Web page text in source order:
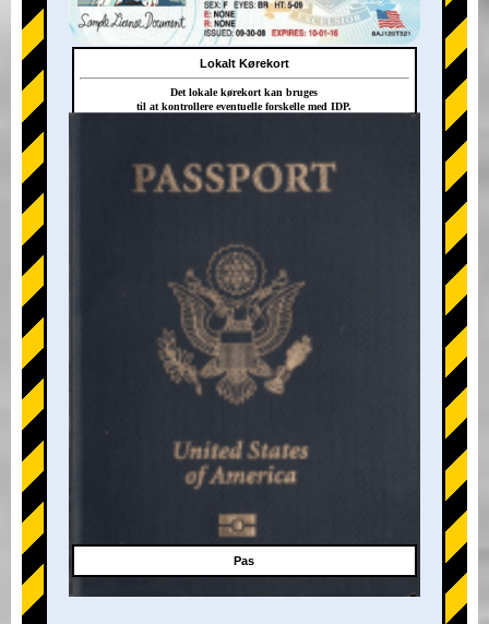
+
Lokalt Kørekort
Det lokale kørekort kan bruges
til at kontrollere eventuelle forskelle med IDP.
Pas